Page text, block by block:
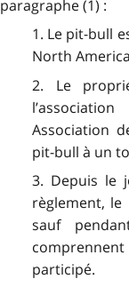
paragraphe (1) :
1. Le pit-bull
North
2. Le
Association
pit-bull à un
3. Depuis le
règlement, le
sauf
participé.